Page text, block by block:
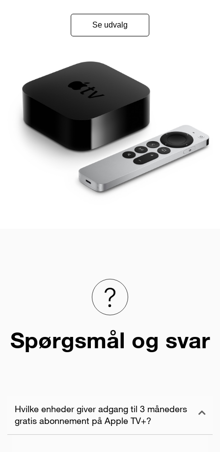
Se udvalg
Spørgsmål og svar
Hvilke enheder giver adgang til 3 måneders
gratis abonnement på Apple TV+?